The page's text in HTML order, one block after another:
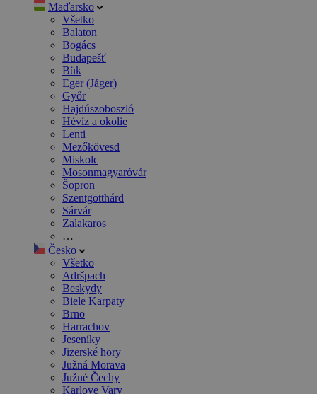
Maďarsko
Všetko
Balaton
Bogács
Budapešť
Bük
Eger (Jáger)
Győr
Hajdúszoboszló
Hévíz a okolie
Lenti
Mezőkövesd
Miskolc
Mosonmagyaróvár
Šopron
Szentgotthárd
Sárvár
Zalakaros
…
Česko
Všetko
Adršpach
Beskydy
Biele Karpaty
Brno
Harrachov
Jeseníky
Jizerské hory
Južná Morava
Južné Čechy
Karlove Vary